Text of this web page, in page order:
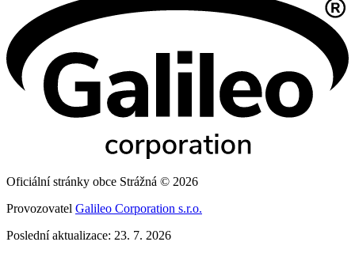
Oficiální stránky obce Strážná © 2026
Provozovatel Galileo Corporation s.r.o.
Poslední aktualizace: 23. 7. 2026